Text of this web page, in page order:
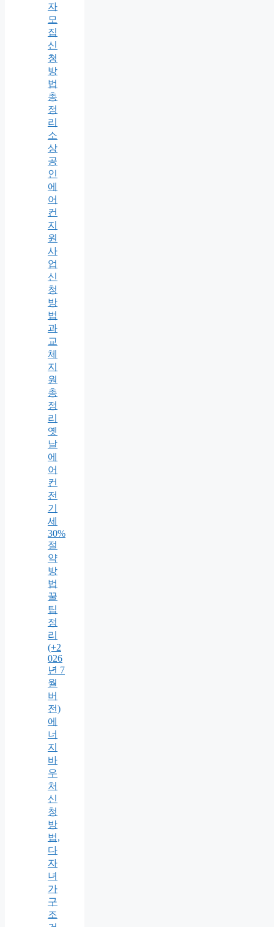
자
모
집
신
청
방
법
총
정
리
소
상
공
인
에
어
컨
지
원
사
업
신
청
방
법
과
교
체
지
원
총
정
리
옛
날
에
어
컨
전
기
세
30%
절
약
방
법
꿀
팁
정
리
(+2
026
년 7
월
버
전)
에
너
지
바
우
처
신
청
방
법,
다
자
녀
가
구
조